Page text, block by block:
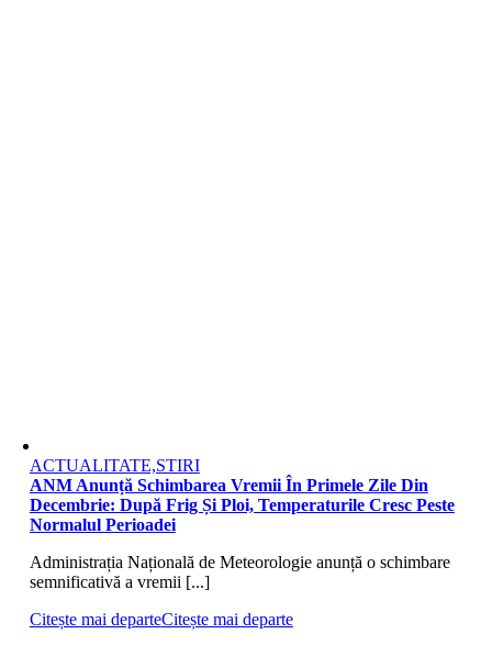
ACTUALITATE,STIRI
ANM Anunță Schimbarea Vremii În Primele Zile Din
Decembrie: După Frig Și Ploi, Temperaturile Cresc Peste
Normalul Perioadei
Administrația Națională de Meteorologie anunță o schimbare
semnificativă a vremii [...]
Citește mai departeCitește mai departe